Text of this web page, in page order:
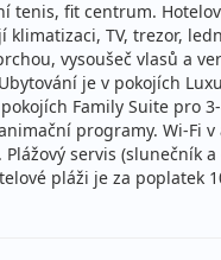
polopenze
letecky
18 575 Kč
za 8 dní (7 nocí)
polopenze
tenis, fit centrum.
klimatizaci, TV, trezor,
vysoušeč vlasů a
je v pokojích
Family Suite pro
programy. Wi-Fi
servis (slunečník a
pláži je za poplatek